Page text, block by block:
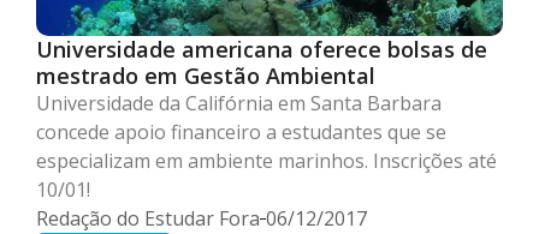
Universidade americana oferece bolsas de
mestrado em Gestão Ambiental
Universidade da Califórnia em Santa Barbara
concede apoio financeiro a estudantes que se
especializam em ambiente marinhos. Inscrições até
10/01!
Redação do Estudar Fora 06/12/2017